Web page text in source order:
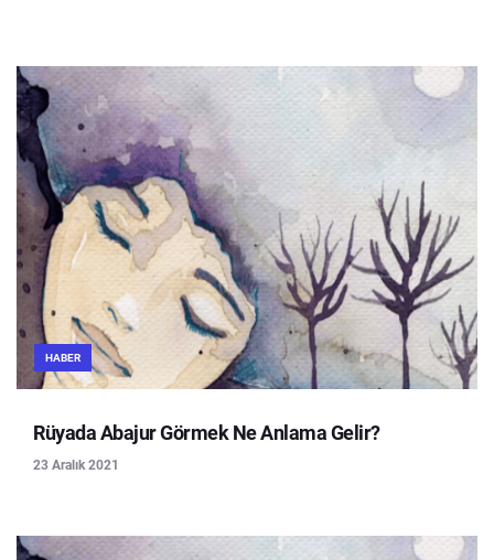
HABER
Rüyada Abajur Görmek Ne Anlama Gelir?
23 Aralık 2021